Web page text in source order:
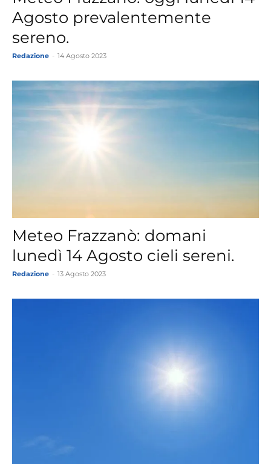
Agosto prevalentemente
sereno.
Redazione 14 Agosto 2023
Meteo Frazzanò: domani
lunedì 14 Agosto cieli sereni.
Redazione 13 Agosto 2023